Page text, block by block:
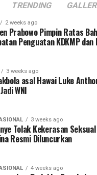
TRENDING
2 weeks ago
Prabowo Pimpin Ratas
Penguatan KDKMP dan
3 weeks ago
asal Hawai Luke
WNI
3 weeks ago
Tolak Kekerasan
Resmi Diluncurkan
4 weeks ago